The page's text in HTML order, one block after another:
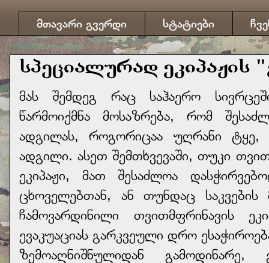
მთავარი გვერდი სტატიები
სპეციალურად ეკიპაჟის
მას შემდეგ რაც საჰაერო
წარმოიქმნა მოსაზრება, რომ
ადგილას, როგორიცაა უღრანი ტყე,
ადგილი. ასეთ შემთხვევაში, თუკი
ეკიპაჟი, მათ შესაძლოა
ცხოველებთან, ან თუნდაც საკვების
ჩამოვარდინილი თვითმფრინავის
ევაკუაციას გარკვეული დრო
ზემოაღნიშნულიდან